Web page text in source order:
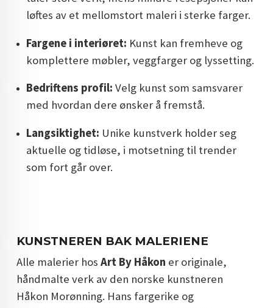
løftes av et mellomstort maleri i sterke farger.
Fargene i interiøret: Kunst kan fremheve og
komplettere møbler, veggfarger og lyssetting.
Bedriftens profil: Velg kunst som samsvarer
med hvordan dere ønsker å fremstå.
Langsiktighet: Unike kunstverk holder seg
aktuelle og tidløse, i motsetning til trender
som fort går over.
KUNSTNEREN BAK MALERIENE
Alle malerier hosArt By Håkon er originale,
håndmalte verk av den norske kunstneren
Håkon Morønning. Hans fargerike og